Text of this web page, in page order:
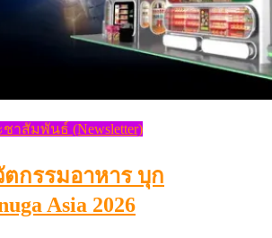
าสัมพันธ์ (Newsletter)
กรรมอาหาร บุก
Asia 2026